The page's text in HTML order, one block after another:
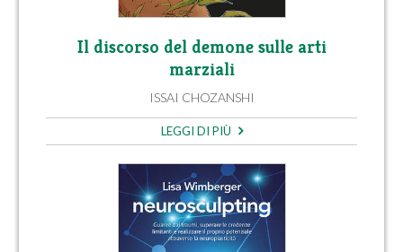
Il discorso del demone sulle arti
marziali
ISSAI CHOZANSHI
LEGGI DI PIÙ